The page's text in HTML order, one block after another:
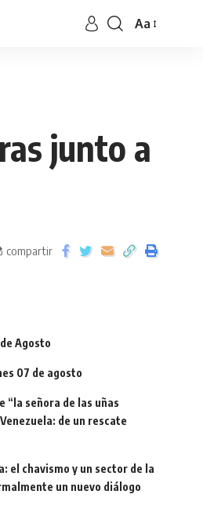
Aa
junto a
compartir
Agosto
07 de agosto
“la señora de las uñas
de un rescate
el chavismo y un sector de la
un nuevo diálogo